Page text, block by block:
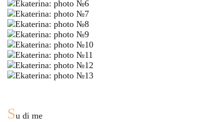
Su di me